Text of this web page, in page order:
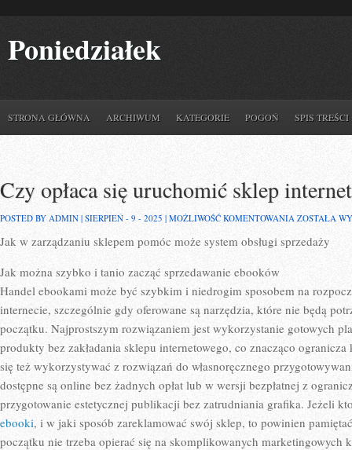
Poniedziałek
STRONA GŁÓWNA ARCHIWUM KATEGORIE POGOŃ SPIS TREŚCI
Czy opłaca się uruchomić sklep
POSTED BY ADMIN | SIERPIEŃ - 9 - 2025 | MOŻLIWOŚĆ KOMENTOWANIA CZY
SIĘ
URUCHOMIĆ
BEZ
ZOSTAŁA
Jak w zarządzaniu sklepem pomóc może system obsługi sprzedaży
Jak można szybko i tanio zacząć sprzedawanie ebooków
Handel ebookami może być szybkim i niedrogim sposobem na
internecie, szczególnie gdy oferowane są narzędzia, które nie będą
początku. Najprostszym rozwiązaniem jest wykorzystanie gotowych
produkty bez zakładania sklepu internetowego, co znacząco
się też wykorzystywać z rozwiązań do własnoręcznego
dostępne są online bez żadnych opłat lub w wersji bezpłatnej z
przygotowanie estetycznej publikacji bez zatrudniania grafika. Jeżeli
ebooki, i w jaki sposób zareklamować swój sklep, to powinien
początku nie trzeba opierać się na skomplikowanych marketingowych